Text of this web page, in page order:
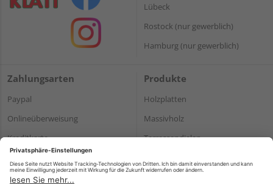
Lübeck
Rostock (nur gewerblich)
Hamburg (nur gewerblich)
Zahlungsarten
Paypal
Onlineüberweisung
Kreditkarte
*Bonität vorausgesetzt
Produkte
Holzplatten
Massivholz
Terrassendielen